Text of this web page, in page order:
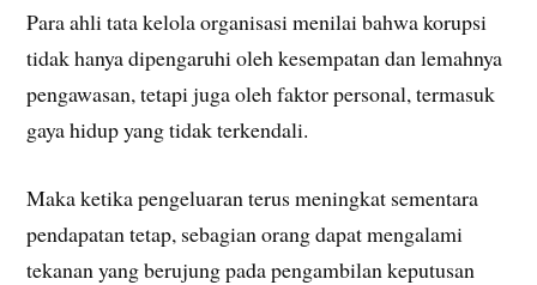
Para ahli tata kelola organisasi menilai bahwa korupsi
tidak hanya dipengaruhi oleh kesempatan dan lemahnya
pengawasan, tetapi juga oleh faktor personal, termasuk
gaya hidup yang tidak terkendali.
Maka ketika pengeluaran terus meningkat sementara
pendapatan tetap, sebagian orang dapat mengalami
tekanan yang berujung pada pengambilan keputusan